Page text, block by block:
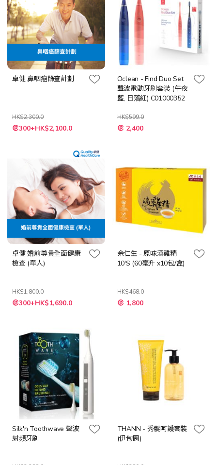
卓健 鼻咽癌篩查計劃
HK$2,300.0
特
殊300+HK$2,100.0
Oclean - Find Duo Set
聲波電動牙刷套裝 (午夜
藍, 日落紅) C01000352
HK$599.0
特
殊 2,400
卓健 婚前尊貴全面健康
檢查 (單人)
HK$1,800.0
特
殊300+HK$1,690.0
余仁生 - 原味滴雞精
10'S (60毫升 x10包/盒)
HK$468.0
特
殊 1,800
Silk'n Toothwave 聲波
射頻牙刷
THANN - 秀髮呵護套裝
(伊甸園)